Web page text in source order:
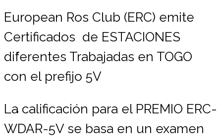
Contáctemos
Donaciones
European Ros Club (ERC) emite
Certificados de ESTACIONES
diferentes Trabajadas en TOGO
con el prefijo 5V
La calificación para el PREMIO ERC-
WDAR-5V se basa en un examen